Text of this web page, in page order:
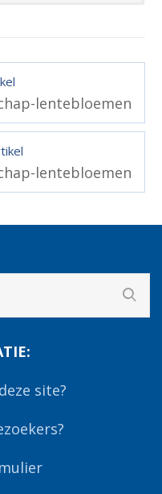
lentebloemen
lentebloemen
site?